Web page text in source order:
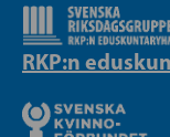
RKP:n